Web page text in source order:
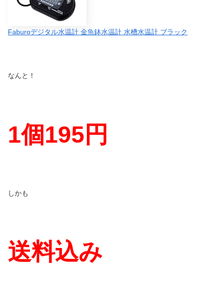
Faburoデジタル水温計 金魚鉢水温計 水槽水温計 ブラック
なんと！
1個195 円
しかも
送料込み